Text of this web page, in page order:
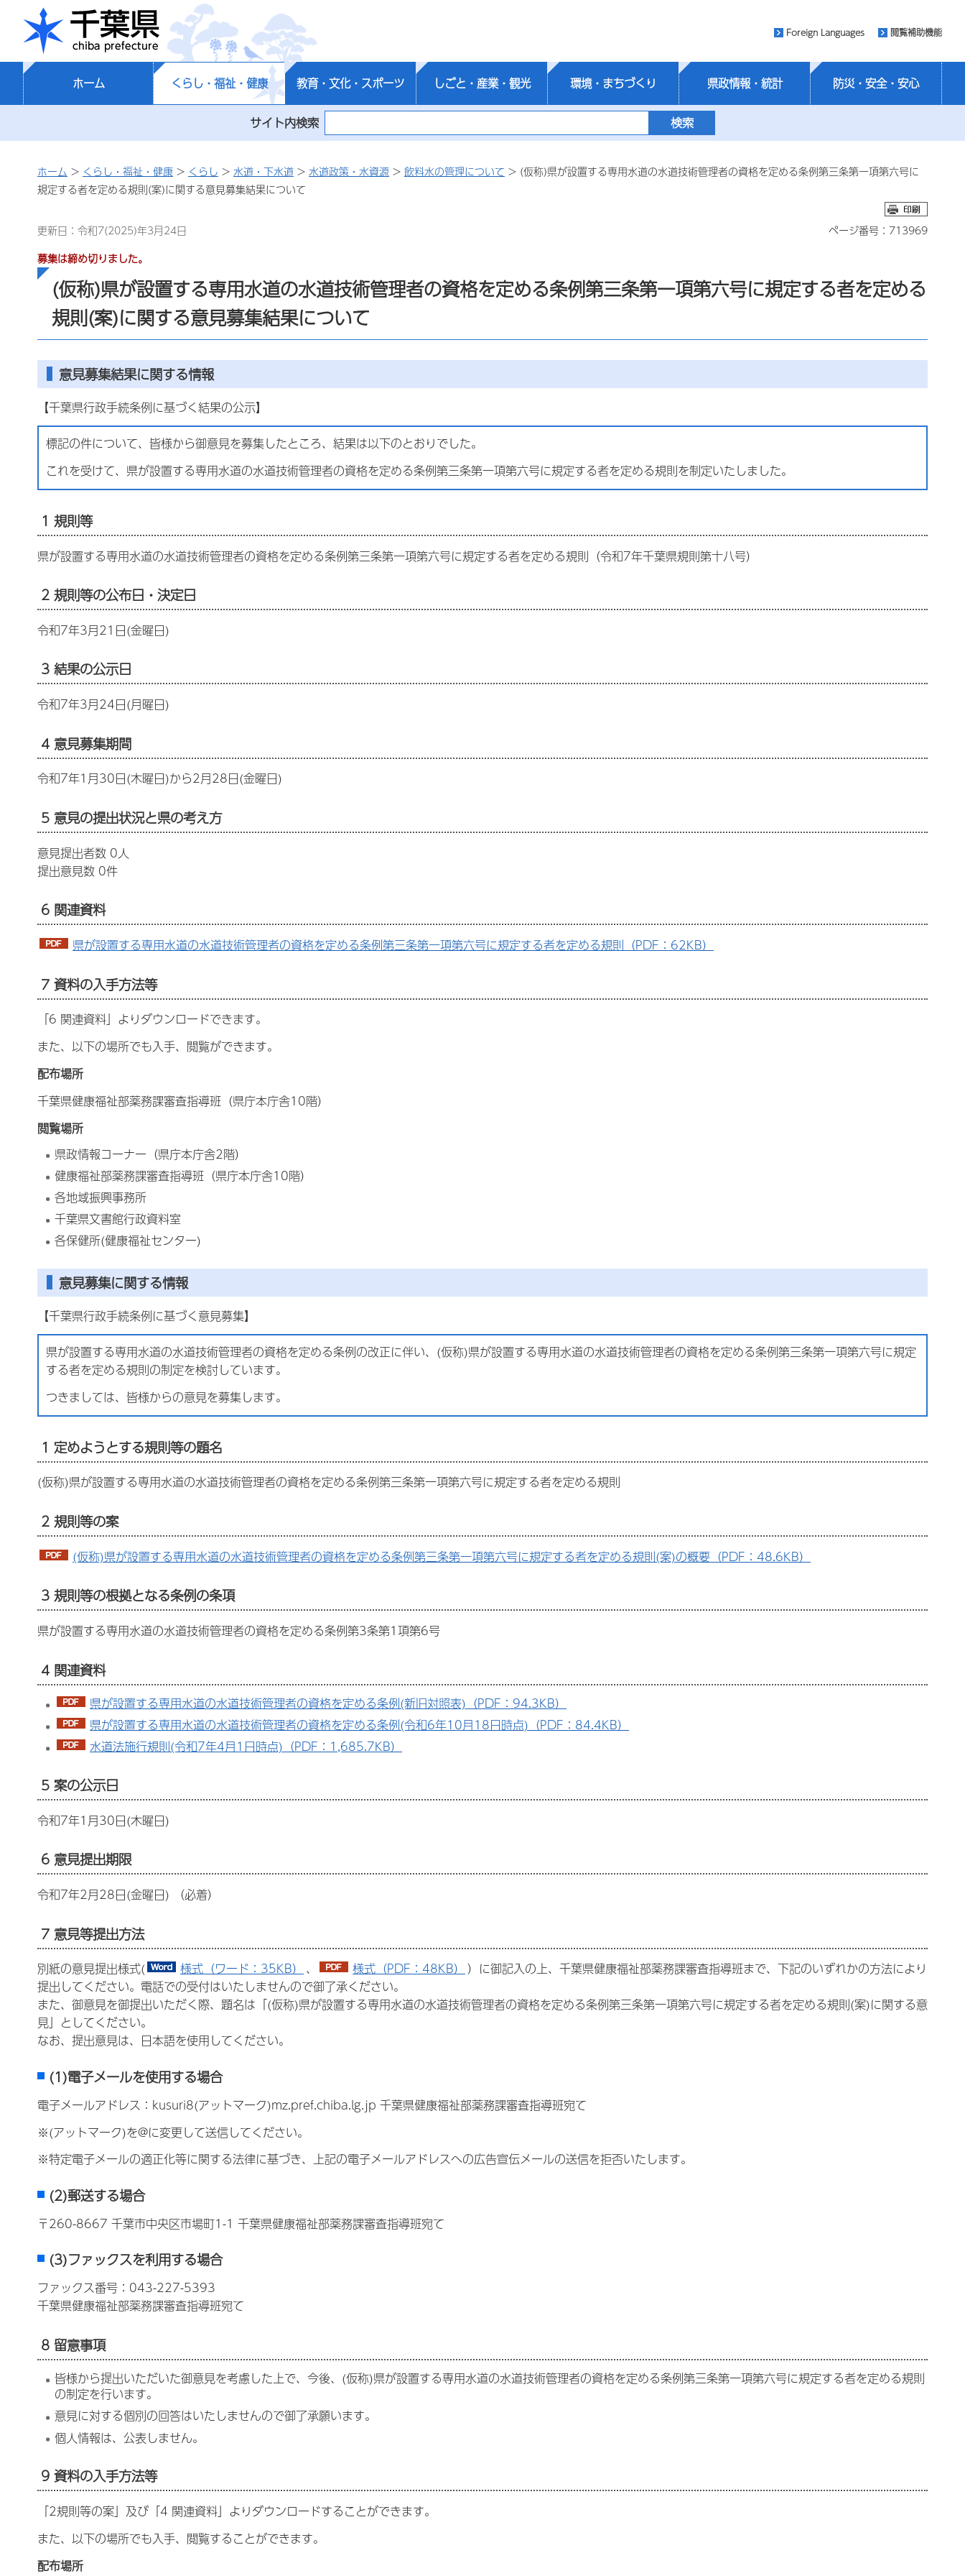
千葉県
Foreign Languages 閲覧補助機能
ホーム くらし・福祉・健康 教育・文化・スポーツ しごと・産業・観光 環境・まちづくり 県政情報・統計 防災・安全・安心
サイト内検索
ホーム > くらし・福祉・健康 > くらし > 水道・下水道 > 水道政策・水資源 > 飲料水の管理について > (仮称)県が設置する専用水道の水道技術管理者の資格を定める条例第三条第一項第六号に
規定する者を定める規則(案)に関する意見募集結果について
更新日：令和7(2025)年3月24日
ページ番号：713969
募集は締め切りました。
(仮称)県が設置する専用水道の水道技術管理者の資格を定める条例第三条第一項第六号に規定する者を定める
規則(案)に関する意見募集結果について
意見募集結果に関する情報
【千葉県行政手続条例に基づく結果の公示】
標記の件について、皆様から御意見を募集したところ、結果は以下のとおりでした。
これを受けて、県が設置する専用水道の水道技術管理者の資格を定める条例第三条第一項第六号に規定する者を定める規則を制定いたしました。
1 規則等
県が設置する専用水道の水道技術管理者の資格を定める条例第三条第一項第六号に規定する者を定める規則（令和7年千葉県規則第十八号）
2 規則等の公布日・決定日
令和7年3月21日(金曜日)
3 結果の公示日
令和7年3月24日(月曜日)
4 意見募集期間
令和7年1月30日(木曜日)から2月28日(金曜日)
5 意見の提出状況と県の考え方
意見提出者数 0人
提出意見数 0件
6 関連資料
県が設置する専用水道の水道技術管理者の資格を定める条例第三条第一項第六号に規定する者を定める規則（PDF：62KB）
7 資料の入手方法等
「6 関連資料」よりダウンロードできます。
また、以下の場所でも入手、閲覧ができます。
配布場所
千葉県健康福祉部薬務課審査指導班（県庁本庁舎10階）
閲覧場所
県政情報コーナー（県庁本庁舎2階）
健康福祉部薬務課審査指導班（県庁本庁舎10階）
各地域振興事務所
千葉県文書館行政資料室
各保健所(健康福祉センター)
意見募集に関する情報
【千葉県行政手続条例に基づく意見募集】
県が設置する専用水道の水道技術管理者の資格を定める条例の改正に伴い、(仮称)県が設置する専用水道の水道技術管理者の資格を定める条例第三条第一項第六号に規定
する者を定める規則の制定を検討しています。
つきましては、皆様からの意見を募集します。
1 定めようとする規則等の題名
(仮称)県が設置する専用水道の水道技術管理者の資格を定める条例第三条第一項第六号に規定する者を定める規則
2 規則等の案
(仮称)県が設置する専用水道の水道技術管理者の資格を定める条例第三条第一項第六号に規定する者を定める規則(案)の概要（PDF：48.6KB）
3 規則等の根拠となる条例の条項
県が設置する専用水道の水道技術管理者の資格を定める条例第3条第1項第6号
4 関連資料
県が設置する専用水道の水道技術管理者の資格を定める条例(新旧対照表)（PDF：94.3KB）
県が設置する専用水道の水道技術管理者の資格を定める条例(令和6年10月18日時点)（PDF：84.4KB）
水道法施行規則(令和7年4月1日時点)（PDF：1,685.7KB）
5 案の公示日
令和7年1月30日(木曜日)
6 意見提出期限
令和7年2月28日(金曜日) （必着）
7 意見等提出方法
別紙の意見提出様式( 様式（ワード：35KB） 、 様式（PDF：48KB） ）に御記入の上、千葉県健康福祉部薬務課審査指導班まで、下記のいずれかの方法により
提出してください。電話での受付はいたしませんので御了承ください。
また、御意見を御提出いただく際、題名は「(仮称)県が設置する専用水道の水道技術管理者の資格を定める条例第三条第一項第六号に規定する者を定める規則(案)に関する意
見」としてください。
なお、提出意見は、日本語を使用してください。
(1)電子メールを使用する場合
電子メールアドレス：kusuri8(アットマーク)mz.pref.chiba.lg.jp 千葉県健康福祉部薬務課審査指導班宛て
※(アットマーク)を@に変更して送信してください。
※特定電子メールの適正化等に関する法律に基づき、上記の電子メールアドレスへの広告宣伝メールの送信を拒否いたします。
(2)郵送する場合
〒260-8667 千葉市中央区市場町1-1 千葉県健康福祉部薬務課審査指導班宛て
(3)ファックスを利用する場合
ファックス番号：043-227-5393
千葉県健康福祉部薬務課審査指導班宛て
8 留意事項
皆様から提出いただいた御意見を考慮した上で、今後、(仮称)県が設置する専用水道の水道技術管理者の資格を定める条例第三条第一項第六号に規定する者を定める規則
の制定を行います。
意見に対する個別の回答はいたしませんので御了承願います。
個人情報は、公表しません。
9 資料の入手方法等
「2規則等の案」及び「4 関連資料」よりダウンロードすることができます。
また、以下の場所でも入手、閲覧することができます。
配布場所